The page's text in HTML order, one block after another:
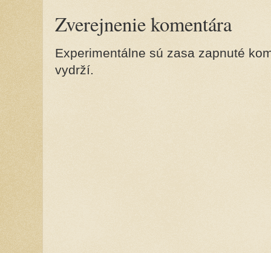
Zverejnenie komentára
Experimentálne sú zasa zapnuté
vydrží.